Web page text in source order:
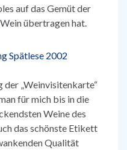
auf das Gemüt der
übertragen hat.
der „Weinvisitenkarte“
für mich bis in die
Weine des
das schönste Etikett
Qualität